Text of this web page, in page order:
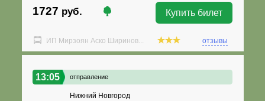
1727 руб. Купить билет
ИП Мирзоян Аско Ширинов... отзывы
13:05 отправление
Нижний Новгород